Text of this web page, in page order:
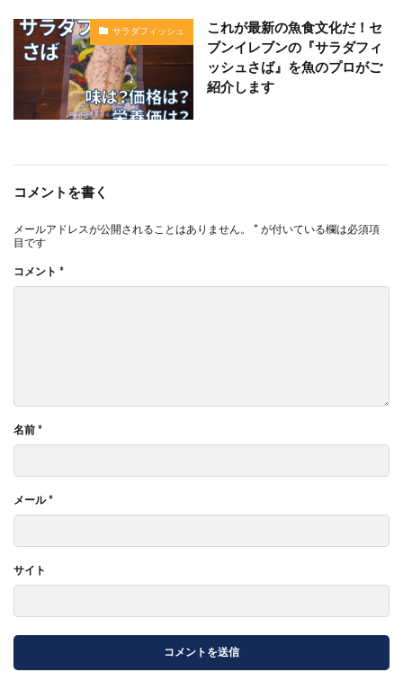
サラダフィッシュ
これが最新の魚食文化だ！セ
ブンイレブンの『サラダフィ
ッシュさば』を魚のプロがご
紹介します
コメントを書く
メールアドレスが公開されることはありません。 * が付いている欄は必須項
目です
コメント *
名前 *
メール*
サイト